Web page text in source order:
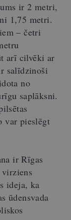
ir 2 metri,
1,75 metri.
– četri
arī cilvēki ar
salīdzinoši
no
saplāksni.
var pieslēgt
ir Rīgas
ideja, ka
ūdensvada